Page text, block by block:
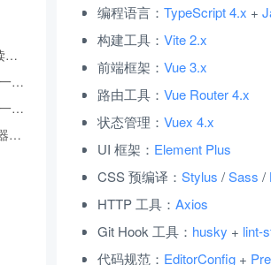
ES6-promise（阮一峰ES6读后总结）
Flex 布局教程：语法篇（阮一峰）
Flex 布局教程：实例篇（阮一峰）
CSS的子选择器与后代选择器的区别
编程语言： TypeScript 4.x +
构建工具： Vite 2.x
前端框架： Vue 3.x
路由工具： Vue Router 4.x
状态管理： Vuex 4.x
UI 框架： Element Plus
CSS 预编译： Stylus / Sass /
HTTP 工具： Axios
Git Hook 工具： husky + lint-
代码规范： EditorConfig +